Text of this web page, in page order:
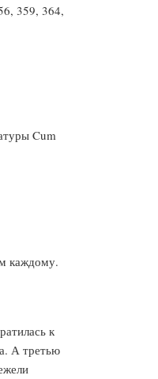
359, 364,
Cum
каждому.
к
А третью